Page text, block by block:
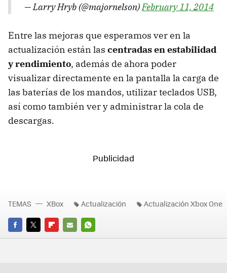
— Larry Hryb (@majornelson)February 11, 2014
Entre las mejoras que esperamos ver en la
actualización están las centradas en estabilidad
y rendimiento, además de ahora poder
visualizar directamente en la pantalla la carga de
las baterías de los mandos, utilizar teclados USB,
así como también ver y administrar la cola de
descargas.
FACEBOOK
TWITTERFLIPBOARD
E-
WHATSAPP
TEMAS XBox Actualización Actualización Xbox One